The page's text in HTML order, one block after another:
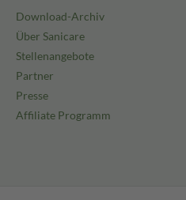
Download-Archiv
Über Sanicare
Stellenangebote
Partner
Presse
Affiliate Programm